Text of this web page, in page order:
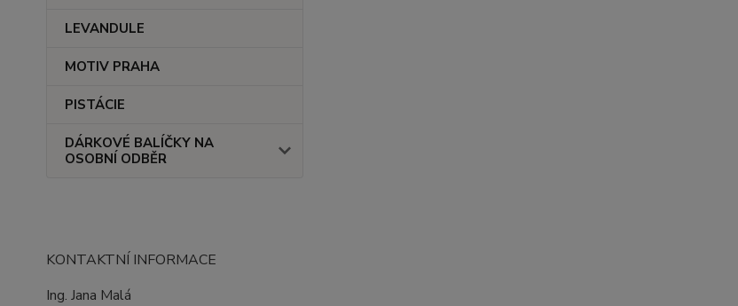
LEVANDULE
MOTIV PRAHA
PISTÁCIE
DÁRKOVÉ BALÍČKY NA
OSOBNÍ ODBĚR
KONTAKTNÍ INFORMACE
Ing. Jana Malá